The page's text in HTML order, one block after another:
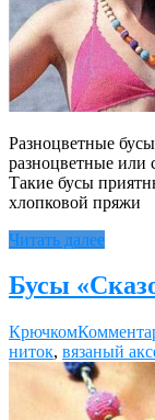
Разноцветные
разноцветные или
Такие бусы
хлопковой пряжи
Читать далее
Бусы
Крючком
ниток, вязаный